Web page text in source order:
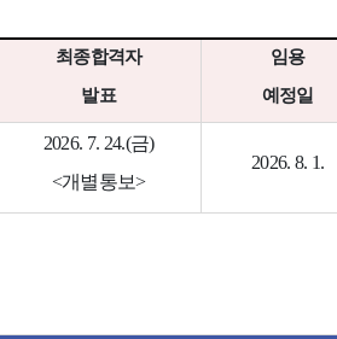
최종합격자
발표
임용
예정일
2026. 7. 24.(금)
<개별통보>
2026. 8. 1.